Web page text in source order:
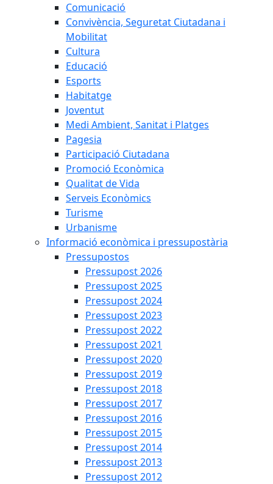
Comunicació
Convivència, Seguretat Ciutadana i
Mobilitat
Cultura
Educació
Esports
Habitatge
Joventut
Medi Ambient, Sanitat i Platges
Pagesia
Participació Ciutadana
Promoció Econòmica
Qualitat de Vida
Serveis Econòmics
Turisme
Urbanisme
Informació econòmica i pressupostària
Pressupostos
Pressupost 2026
Pressupost 2025
Pressupost 2024
Pressupost 2023
Pressupost 2022
Pressupost 2021
Pressupost 2020
Pressupost 2019
Pressupost 2018
Pressupost 2017
Pressupost 2016
Pressupost 2015
Pressupost 2014
Pressupost 2013
Pressupost 2012